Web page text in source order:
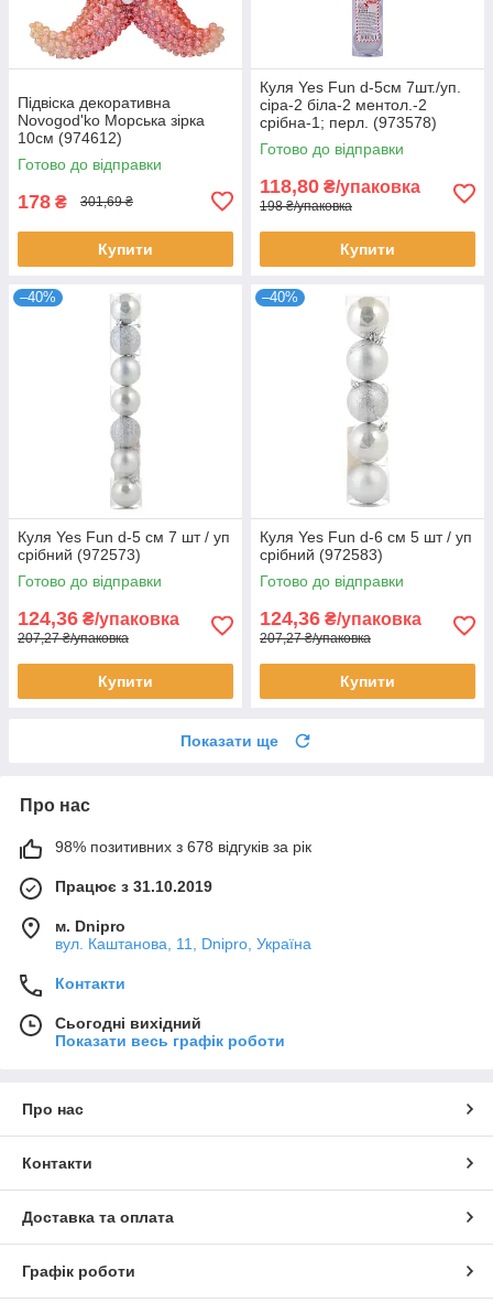
Підвіска декоративна
Novogod'ko Морська зірка
10см (974612)
Готово до відправки
178 ₴ 301,69 ₴
Купити
Куля Yes Fun d-5см 7шт./уп.
сіра-2 біла-2 ментол.-2
срібна-1; перл. (973578)
Готово до відправки
118,80 ₴/упаковка
198 ₴/упаковка
Купити
–40%
Куля Yes Fun d-5 cм 7 шт / уп
срібний (972573)
Готово до відправки
124,36 ₴/упаковка
207,27 ₴/упаковка
Купити
–40%
Куля Yes Fun d-6 cм 5 шт / уп
срібний (972583)
Готово до відправки
124,36 ₴/упаковка
207,27 ₴/упаковка
Купити
Показати ще
Про нас
98% позитивних з 678 відгуків за рік
Працює з 31.10.2019
м. Dnipro
вул. Каштанова, 11, Dnipro, Україна
Контакти
Сьогодні вихідний
Показати весь графік роботи
Про нас
Контакти
Доставка та оплата
Графік роботи